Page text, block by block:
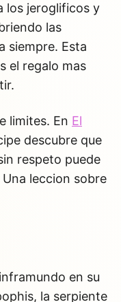
los jeroglificos y
las
siempre. Esta
el regalo mas
limites. En El
descubre que
respeto puede
leccion sobre
en su
la serpiente